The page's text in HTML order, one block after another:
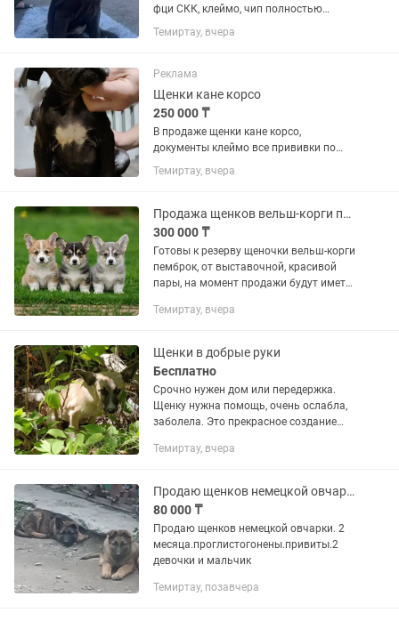
фци СКК, клеймо, чип полностью
привита и обработанна от паразитов ,
Родители выставочные собаки ,
Темиртау, вчера
Реклама
Щенки кане корсо
250 000 ₸
В продаже щенки кане корсо,
документы клеймо все прививки по
возрасту, цена 250000
Темиртау, вчера
Продажа щенков вельш-корги пемброк
300 000 ₸
Готовы к резерву щеночки вельш-корги
пемброк, от выставочной, красивой
пары, на момент продажи будут иметь
ветеринарный паспорт.
Темиртау, вчера
Щенки в добрые руки
Бесплатно
Срочно нужен дом или передержка.
Щенку нужна помощь, очень ослабла,
заболела. Это прекрасное создание
Ещё пару дней назад она была весёлая,
Темиртау, вчера
Продаю щенков немецкой овчарки
80 000 ₸
Продаю щенков немецкой овчарки. 2
месяца.проглистогонены.привиты.2
девочки и мальчик
Темиртау, позавчера